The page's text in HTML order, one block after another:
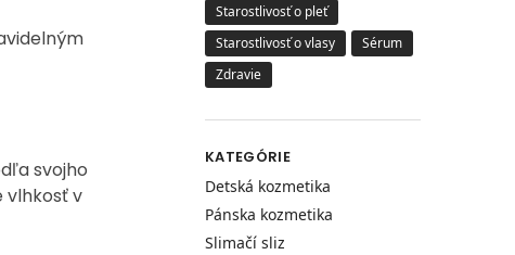
svojho
vlhkosť v
Starostlivosť o pleť
Starostlivosť o vlasy
Sérum
Zdravie
KATEGÓRIE
Detská kozmetika
Pánska kozmetika
Slimačí sliz